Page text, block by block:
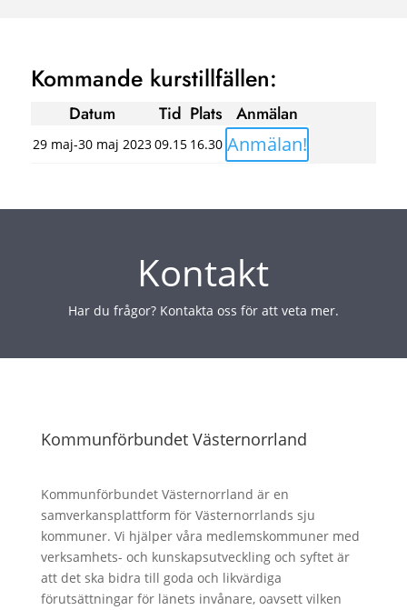
Kommande kurstillfällen:
Datum Tid Plats Anmälan
29 maj-30 maj 202309.15 16.30 Anmälan!
Kontakt
Har du frågor? Kontakta oss för att veta mer.
Kommunförbundet Västernorrland
Kommunförbundet Västernorrland är en
samverkansplattform för Västernorrlands sju
kommuner. Vi hjälper våra medlemskommuner med
verksamhets- och kunskapsutveckling och syftet är
att det ska bidra till goda och likvärdiga
förutsättningar för länets invånare, oavsett vilken